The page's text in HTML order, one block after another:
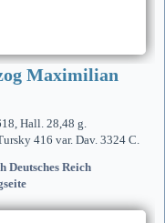
Maximilian
Hall. 28,48 g.
416 var. Dav. 3324 C.
Deutsches Reich